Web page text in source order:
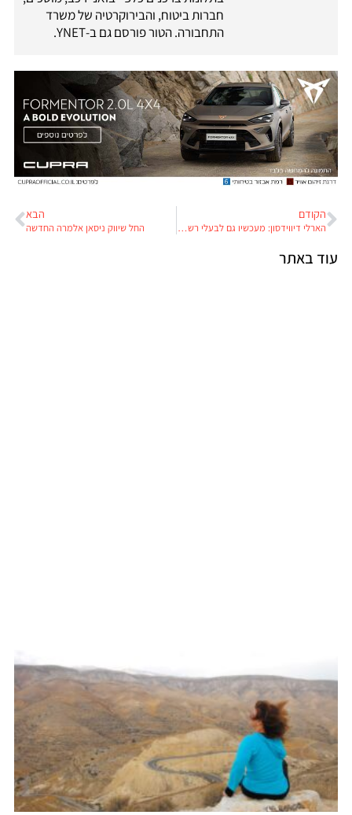
חברות ביטוח, והבירוקרטיה של משרד
התחבורה. הטור פורסם גם ב-YNET.
הקודם
הארלי דיווידסון: מעכשיו גם לבעלי רשיון נהיגה A1
הבא
החל שיווק ניסאן אלמרה החדשה
עוד באתר